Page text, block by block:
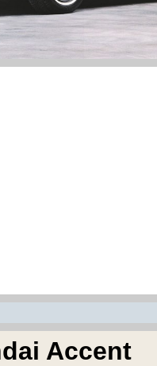
Accent